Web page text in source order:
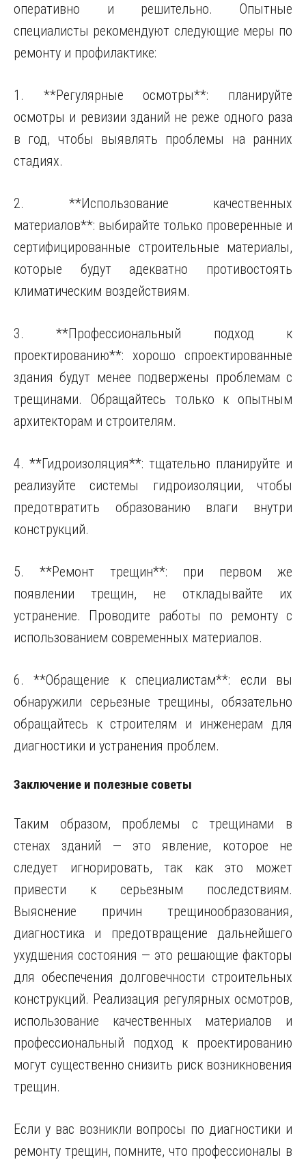
оперативно и решительно. Опытные
специалисты рекомендуют следующие меры по
ремонту и профилактике:
1. **Регулярные осмотры**: планируйте
осмотры и ревизии зданий не реже одного раза
в год, чтобы выявлять проблемы на ранних
стадиях.
2. **Использование качественных
материалов**: выбирайте только проверенные и
сертифицированные строительные материалы,
которые будут адекватно противостоять
климатическим воздействиям.
3. **Профессиональный подход к
проектированию**: хорошо спроектированные
здания будут менее подвержены проблемам с
трещинами. Обращайтесь только к опытным
архитекторам и строителям.
4. **Гидроизоляция**: тщательно планируйте и
реализуйте системы гидроизоляции, чтобы
предотвратить образованию влаги внутри
конструкций.
5. **Ремонт трещин**: при первом же
появлении трещин, не откладывайте их
устранение. Проводите работы по ремонту с
использованием современных материалов.
6. **Обращение к специалистам**: если вы
обнаружили серьезные трещины, обязательно
обращайтесь к строителям и инженерам для
диагностики и устранения проблем.
Заключение и полезные советы
Таким образом, проблемы с трещинами в
стенах зданий — это явление, которое не
следует игнорировать, так как это может
привести к серьезным последствиям.
Выяснение причин трещинообразования,
диагностика и предотвращение дальнейшего
ухудшения состояния — это решающие факторы
для обеспечения долговечности строительных
конструкций. Реализация регулярных осмотров,
использование качественных материалов и
профессиональный подход к проектированию
могут существенно снизить риск возникновения
трещин.
Если у вас возникли вопросы по диагностики и
ремонту трещин, помните, что профессионалы в